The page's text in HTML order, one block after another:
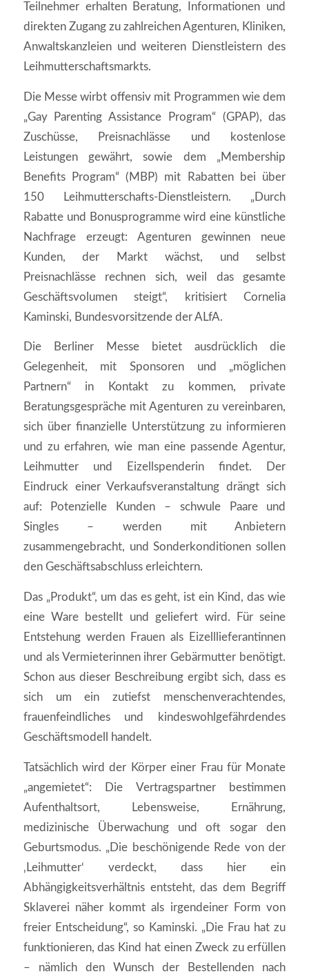
Teilnehmer erhalten Beratung, Informationen und
direkten Zugang zu zahlreichen Agenturen, Kliniken,
Anwaltskanzleien und weiteren Dienstleistern des
Leihmutterschaftsmarkts.
Die Messe wirbt offensiv mit Programmen wie dem
„Gay Parenting Assistance Program“ (GPAP), das
Zuschüsse, Preisnachlässe und kostenlose
Leistungen gewährt, sowie dem „Membership
Benefits Program“ (MBP) mit Rabatten bei über
150 Leihmutterschafts‑Dienstleistern. „Durch
Rabatte und Bonusprogramme wird eine künstliche
Nachfrage erzeugt: Agenturen gewinnen neue
Kunden, der Markt wächst, und selbst
Preisnachlässe rechnen sich, weil das gesamte
Geschäftsvolumen steigt“, kritisiert Cornelia
Kaminski, Bundesvorsitzende der ALfA.
Die Berliner Messe bietet ausdrücklich die
Gelegenheit, mit Sponsoren und „möglichen
Partnern“ in Kontakt zu kommen, private
Beratungsgespräche mit Agenturen zu vereinbaren,
sich über finanzielle Unterstützung zu informieren
und zu erfahren, wie man eine passende Agentur,
Leihmutter und Eizellspenderin findet. Der
Eindruck einer Verkaufsveranstaltung drängt sich
auf: Potenzielle Kunden – schwule Paare und
Singles – werden mit Anbietern
zusammengebracht, und Sonderkonditionen sollen
den Geschäftsabschluss erleichtern.
Das „Produkt“, um das es geht, ist ein Kind, das wie
eine Ware bestellt und geliefert wird. Für seine
Entstehung werden Frauen als Eizelllieferantinnen
und als Vermieterinnen ihrer Gebärmutter benötigt.
Schon aus dieser Beschreibung ergibt sich, dass es
sich um ein zutiefst menschenverachtendes,
frauenfeindliches und kindeswohlgefährdendes
Geschäftsmodell handelt.
Tatsächlich wird der Körper einer Frau für Monate
„angemietet“: Die Vertragspartner bestimmen
Aufenthaltsort, Lebensweise, Ernährung,
medizinische Überwachung und oft sogar den
Geburtsmodus. „Die beschönigende Rede von der
‚Leihmutter‘ verdeckt, dass hier ein
Abhängigkeitsverhältnis entsteht, das dem Begriff
Sklaverei näher kommt als irgendeiner Form von
freier Entscheidung“, so Kaminski. „Die Frau hat zu
funktionieren, das Kind hat einen Zweck zu erfüllen
– nämlich den Wunsch der Bestellenden nach